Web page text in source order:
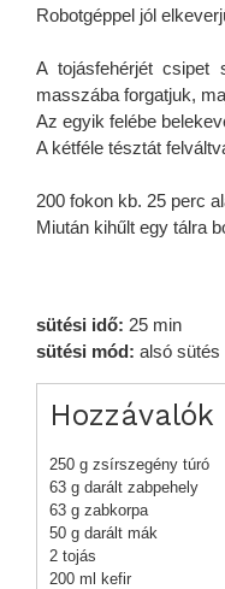
Robotgéppel jól
A tojásfehérjét
masszába forgatjuk,
Az egyik felébe
A kétféle tésztát
200 fokon kb. 25 perc
Miután kihűlt egy tálra
sütési idő: 25 min
sütési mód: alsó sütés
Hozzávalók
250 g zsírszegény túró
63 g darált zabpehely
63 g zabkorpa
50 g darált mák
2 tojás
200 ml kefir